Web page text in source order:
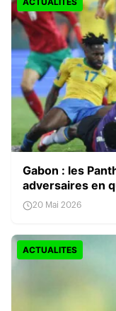
Gabon : les
adversaires en
20 Mai 2026
ACTUALITES